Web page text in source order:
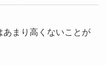
まり高くないことが